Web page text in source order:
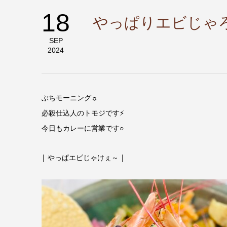
18
SEP
2024
やっぱりエビじゃ
ぶちモーニング☼
必殺仕込人のトモジです⚡
今日もカレーに営業です○
| やっぱエビじゃけぇ～ |